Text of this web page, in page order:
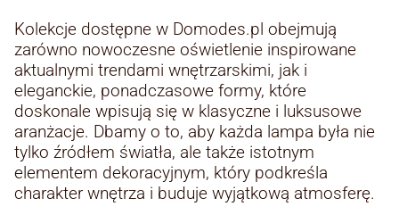
Kolekcje dostępne w Domodes.pl obejmują
zarówno nowoczesne oświetlenie inspirowane
aktualnymi trendami wnętrzarskimi, jak i
eleganckie, ponadczasowe formy, które
doskonale wpisują się w klasyczne i luksusowe
aranżacje. Dbamy o to, aby każda lampa była nie
tylko źródłem światła, ale także istotnym
elementem dekoracyjnym, który podkreśla
charakter wnętrza i buduje wyjątkową atmosferę.